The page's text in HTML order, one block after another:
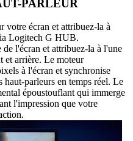
PARLEUR
votre écran et attribuez-la à
Logitech G HUB.
l'écran et attribuez-la à l'une
et arrière. Le moteur
à l'écran et synchronise
parleurs en temps réel. Le
époustouflant qui immerge
l'impression que votre